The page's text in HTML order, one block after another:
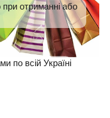
отриманні або
по всій Україні